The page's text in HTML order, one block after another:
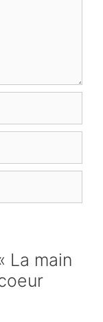
La main